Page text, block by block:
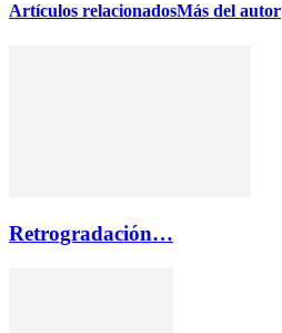
Artículos relacionadosMás del autor
Retrogradación…